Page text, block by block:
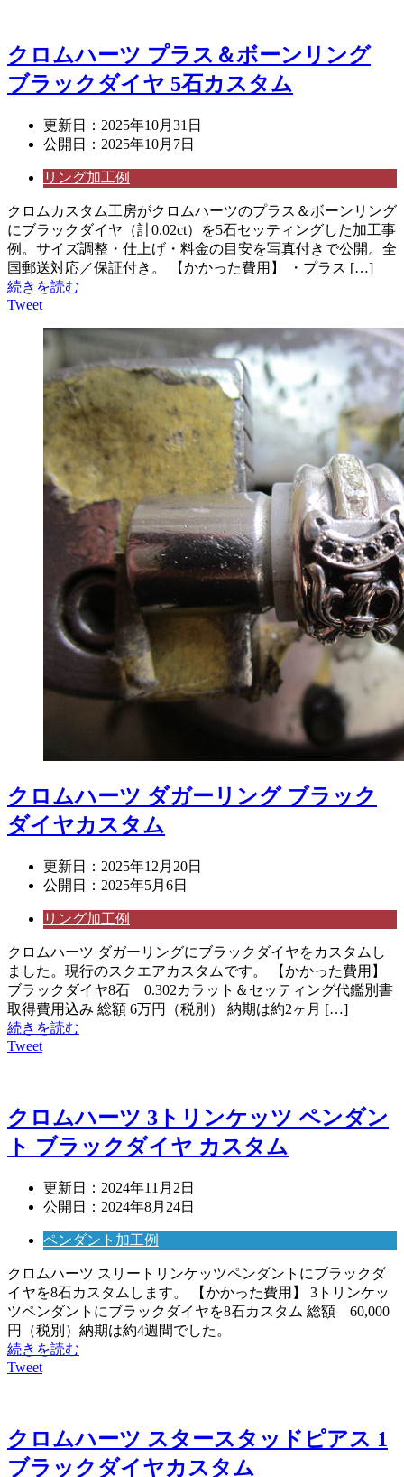
クロムハーツ プラス＆ボーンリング
ブラックダイヤ 5石カスタム
更新日： 2025年10月31日
公開日： 2025年10月7日
リング加工例
クロムカスタム工房がクロムハーツのプラス＆ボーンリング
にブラックダイヤ（計0.02ct）を5石セッティングした加工事
例。サイズ調整・仕上げ・料金の目安を写真付きで公開。全
国郵送対応／保証付き。 【かかった費用】 ・プラス […]
続きを読む
Tweet
クロムハーツ ダガーリング ブラック
ダイヤカスタム
更新日： 2025年12月20日
公開日： 2025年5月6日
リング加工例
クロムハーツ ダガーリングにブラックダイヤをカスタムし
ました。現行のスクエアカスタムです。 【かかった費用】
ブラックダイヤ8石 0.302カラット＆セッティング代鑑別書
取得費用込み 総額 6万円（税別） 納期は約2ヶ月 […]
続きを読む
Tweet
クロムハーツ 3トリンケッツ ペンダン
ト ブラックダイヤ カスタム
更新日： 2024年11月2日
公開日： 2024年8月24日
ペンダント加工例
クロムハーツ スリートリンケッツペンダントにブラックダ
イヤを8石カスタムします。 【かかった費用】 3トリンケッ
ツペンダントにブラックダイヤを8石カスタム 総額 60,000
円（税別）納期は約4週間でした。
続きを読む
Tweet
クロムハーツ スタースタッドピアス 1
ブラックダイヤカスタム